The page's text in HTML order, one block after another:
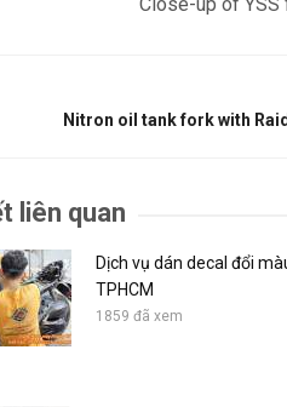
Nitron oil tank fork with
liên quan
Dịch vụ dán decal đổi
TPHCM
1859 đã xem